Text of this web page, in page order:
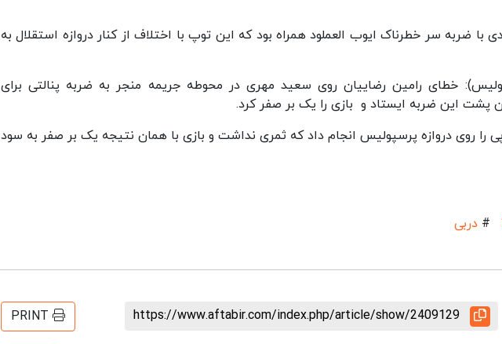
محمدی با ضربه سر خطرناک ایوب العملود همراه بود که این توپ با اختلاف از کنار دروازه استقلال به
اول پرسپولیس): خطای رامین رضاییان روی سعید مهری در محوطه جریمه منجر به ضربه پنالتی برای
پشت این ضربه ایستاد و بازی را یک بر صفر کرد.
را روی دروازه پرسپولیس انجام داد که ثمری نداشت و بازی با همان نتیجه یک بر صفر به سود
# دربی
https://www.aftabir.com/index.php/article/show/2409129
PRINT